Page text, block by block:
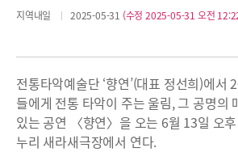
지역내일 2025-05-31 (수정 2025-05-31 오전
전통타악예술단 ‘향연’(대표 정선희)에서
들에게 전통 타악이 주는 울림, 그 공명의
있는 공연 〈향연〉을 오는 6월 13일 오
누리 새라새극장에서 연다.